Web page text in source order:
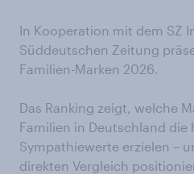
In Kooperation mit dem SZ
Süddeutschen Zeitung
Familien-Marken 2026.
Das Ranking zeigt, welche
Familien in Deutschland die
Sympathiewerte erzielen –
direkten Vergleich